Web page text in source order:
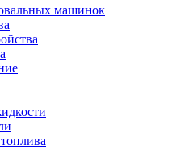
машинок